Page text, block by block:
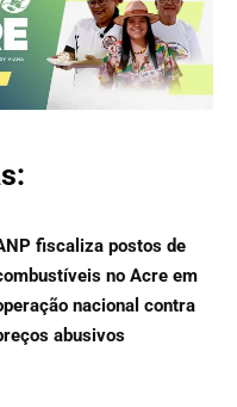
fiscaliza postos de
no Acre em
nacional contra
abusivos